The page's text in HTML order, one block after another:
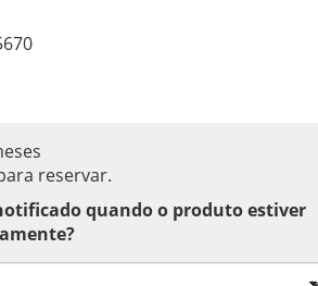
reservar.
quando o produto estiver